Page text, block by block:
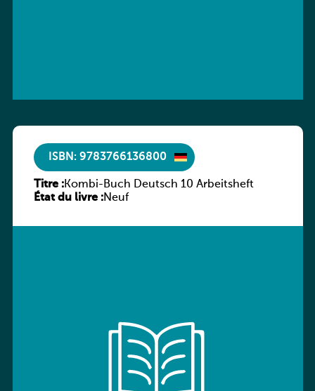
ISBN: 9783766136800
Titre :Kombi-Buch Deutsch 10 Arbeitsheft
État du livre :Neuf